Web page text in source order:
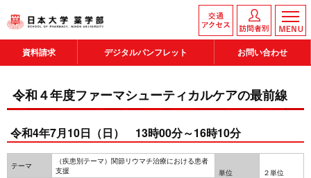
資料請求 デジタルパンフレット お問い合わせ
令和４年度ファーマシューティカルケアの最前線
令和4年7月10日（日） 13時00分～16時10分
テーマ
（疾患別テーマ）関節リウマチ治療における患者
支援
単位
２単位